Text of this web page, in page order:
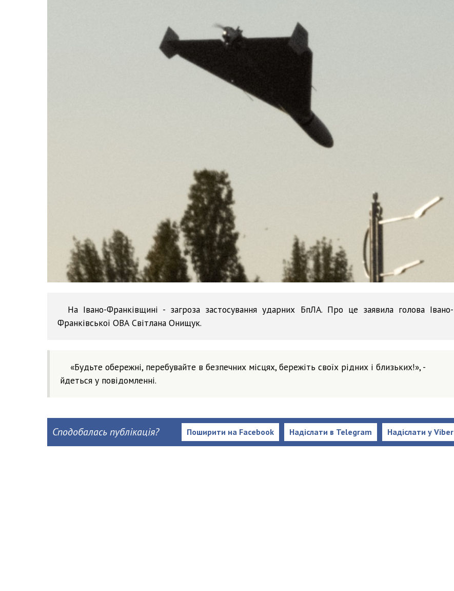
На Івано-Франківщині - загроза застосування ударних БпЛА. Про це заявила голова Івано-
Франківської ОВА Світлана Онищук.
«Будьте обережні, перебувайте в безпечних місцях, бережіть своїх рідних і близьких!», -
йдеться у повідомленні.
Сподобалась публікація? Надіслати у Viber
Надіслати в Telegram
Поширити на Facebook